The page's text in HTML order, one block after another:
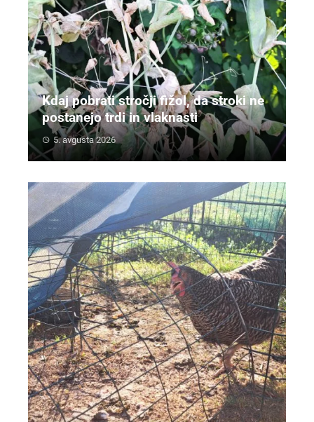
Kdaj pobrati stročji fižol, da stroki ne
postanejo trdi in vlaknasti
5. avgusta 2026